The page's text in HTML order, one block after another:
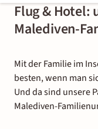
Flug & Hotel:
Malediven-
Mit der Familie im
besten, wenn man
Und da sind unsere
Malediven-